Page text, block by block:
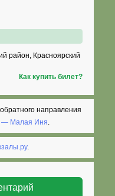
район, Красноярский
Как купить билет?
направления
— Малая Иня.
.